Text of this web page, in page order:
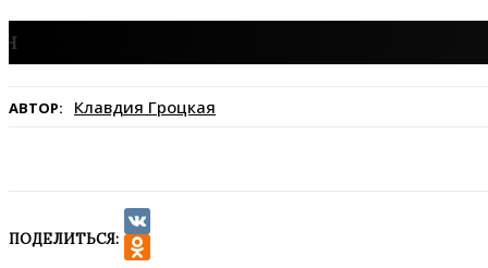
АВТОР: Клавдия Гроцкая
ПОДЕЛИТЬСЯ:
VK